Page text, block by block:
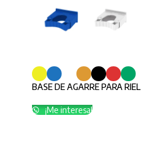
BASE DE AGARRE PARA RIEL
¡Me interesa!